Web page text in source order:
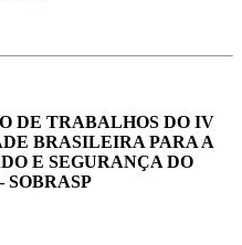
DE TRABALHOS DO IV
BRASILEIRA PARA A
E SEGURANÇA DO
SOBRASP